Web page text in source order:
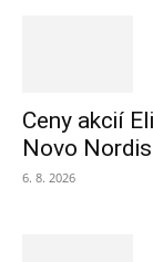
Ceny akcií
Novo
6. 8. 2026